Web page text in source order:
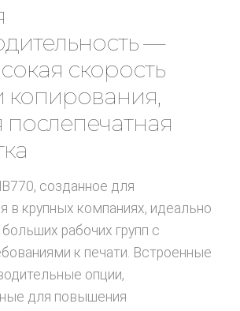
—
скорость
копирования,
созданное для
в крупных компаниях, идеально
рабочих групп с
к печати. Встроенные
опции,
для повышения